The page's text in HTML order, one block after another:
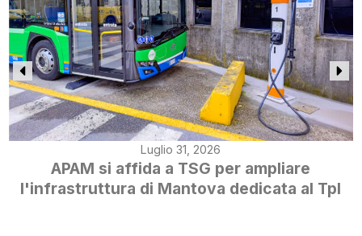
Luglio 31, 2026
APAM si affida a TSG per ampliare
l'infrastruttura di Mantova dedicata al Tpl